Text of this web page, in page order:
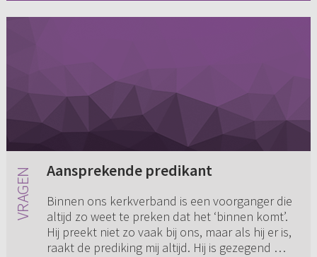
Aansprekende predikant
Binnen ons kerkverband is een voorganger die
altijd zo weet te preken dat het ‘binnen komt’.
Hij preekt niet zo vaak bij ons, maar als hij er is,
raakt de prediking mij altijd. Hij is gezegend met